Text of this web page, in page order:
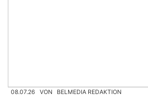
08.07.26 VON BELMEDIA REDAKTION